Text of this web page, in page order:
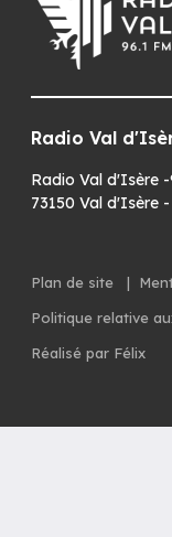
Radio Val
Radio Val d'Isère
73150 Val d'Isère
Plan de site |
Politique relative
Réalisé par Félix